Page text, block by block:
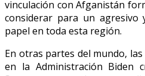
vinculación con Afganistán
considerar para un agresivo
papel en toda esta región.
En otras partes del mundo,
en la Administración Biden